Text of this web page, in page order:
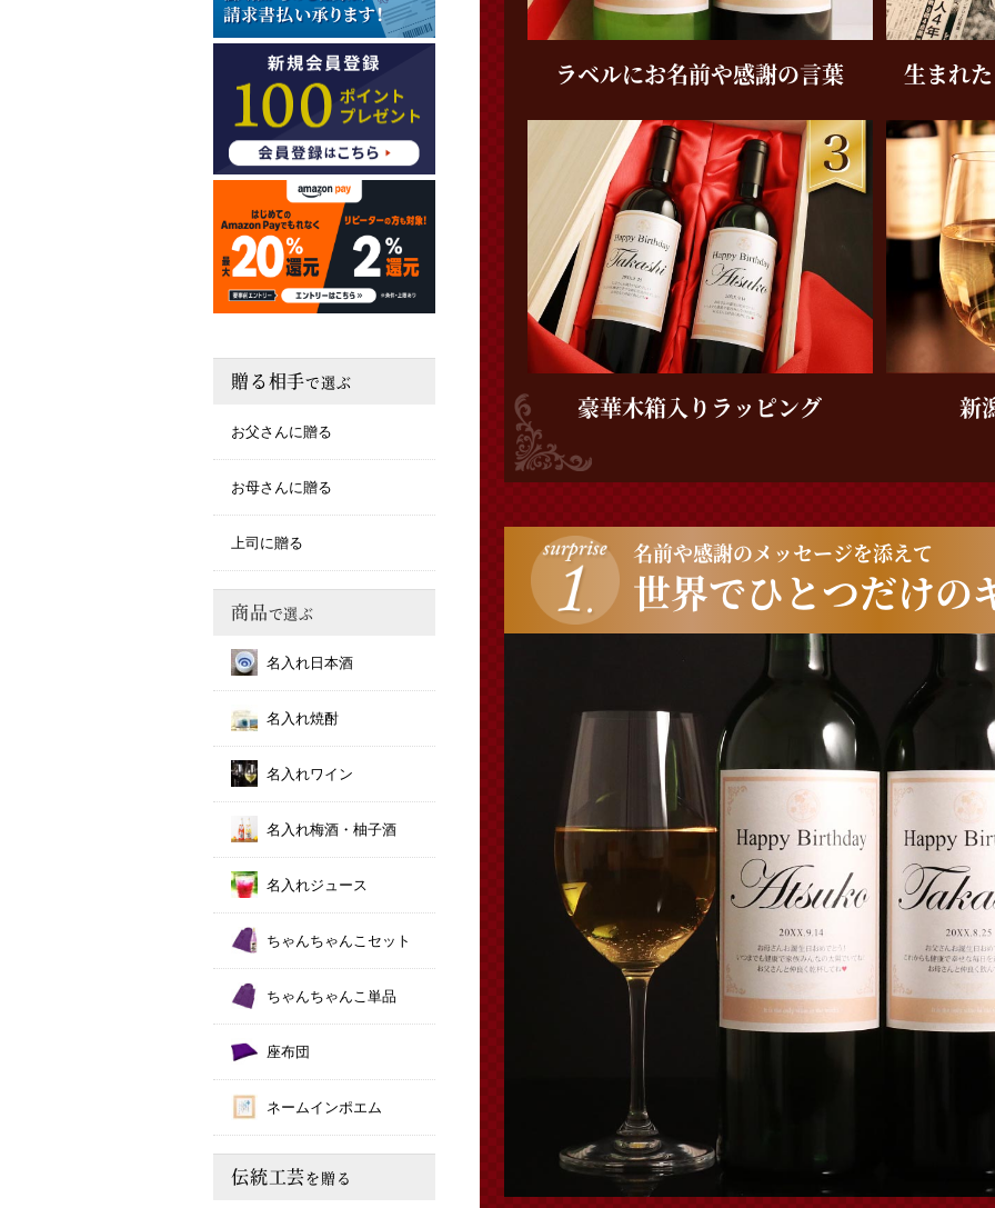
ラベルにお名前や感謝の言葉 生まれ
豪華木箱入り ラッピング 新
名前や感謝のメッセージを添えて
世界でひとつだけの
贈る相手で選ぶ
お父さんに贈る
お母さんに贈る
上司に贈る
商品で選ぶ
名入れ日本酒
名入れ焼酎
名入れワイン
名入れ梅酒・柚子酒
名入れジュース
ちゃんちゃんこセット
ちゃんちゃんこ単品
座布団
ネームインポエム
伝統工芸を贈る